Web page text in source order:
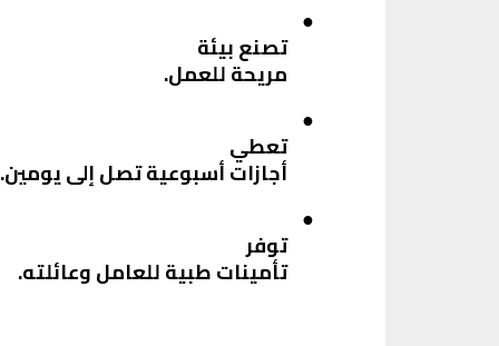
●
تصنع بيئة
مريحة للعمل.
●
تعطي
أجازات أسبوعية تصل إلى يومين.
●
توفر
تأمينات طبية للعامل وعائلته.